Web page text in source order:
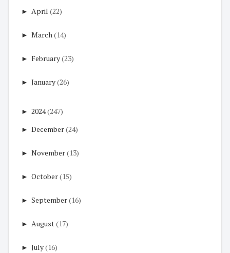
► April (22)
► March(14)
► February(23)
► January(26)
► 2024(247)
► December(24)
► November(13)
► October(15)
► September(16)
► August(17)
► July(16)